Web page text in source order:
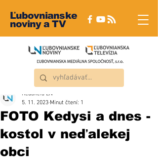
Ľubovnianske
noviny a TV
FOTO Kedysi a dnes -
kostol v neďalekej
obci
Redakcia ĽN
5. 11. 2023 Minut čtení: 1